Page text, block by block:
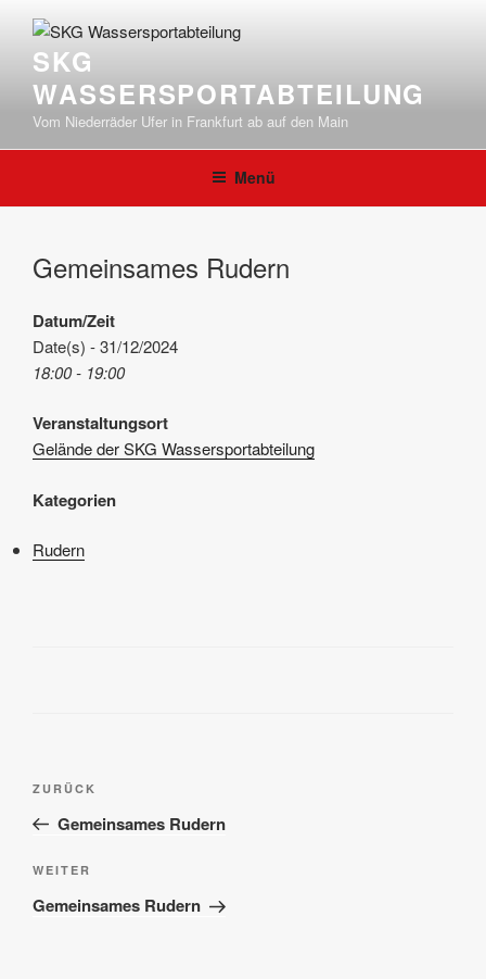
Inhalt
springenSKG
WASSERSPORTABTEILUNG
Vom Niederräder Ufer in Frankfurt ab auf den Main
Menü
Gemeinsames Rudern
Datum/Zeit
Date(s) - 31/12/2024
18:00 - 19:00
Veranstaltungsort
Gelände der SKG Wassersportabteilung
Kategorien
Rudern
Beitragsnavigation
Vorheriger
Beitrag
ZURÜCK
Gemeinsames Rudern
Nächster
Beitrag
WEITER
Gemeinsames Rudern